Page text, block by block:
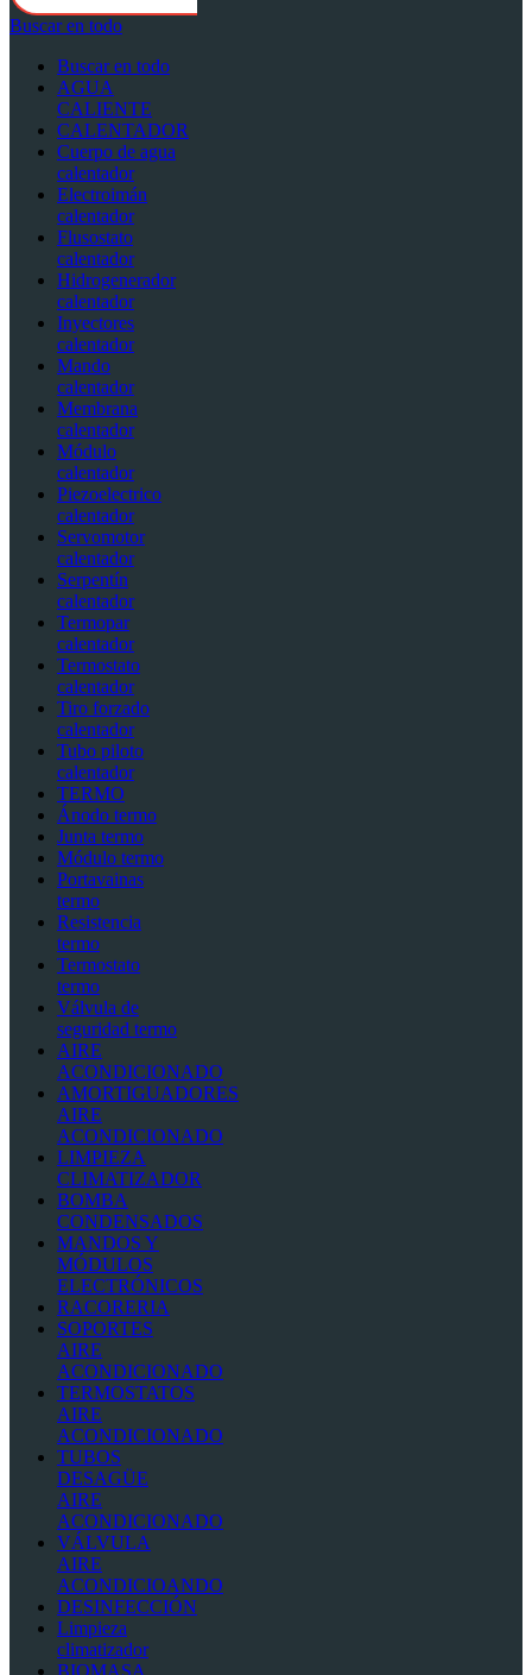
Buscar en todo
Buscar en todo
AGUA
CALIENTE
CALENTADOR
Cuerpo de agua
calentador
Electroimán
calentador
Flusostato
calentador
Hidrogenerador
calentador
Inyectores
calentador
Mando
calentador
Membrana
calentador
Módulo
calentador
Piezoelectrico
calentador
Servomotor
calentador
Serpentín
calentador
Termopar
calentador
Termostato
calentador
Tiro forzado
calentador
Tubo piloto
calentador
TERMO
Ánodo termo
Junta termo
Módulo termo
Portavainas
termo
Resistencia
termo
Termostato
termo
Válvula de
seguridad termo
AIRE
ACONDICIONADO
AMORTIGUADORES
AIRE
ACONDICIONADO
LIMPIEZA
CLIMATIZADOR
BOMBA
CONDENSADOS
MANDOS Y
MÓDULOS
ELECTRÓNICOS
RACORERIA
SOPORTES
AIRE
ACONDICIONADO
TERMOSTATOS
AIRE
ACONDICIONADO
TUBOS
DESAGÜE
AIRE
ACONDICIONADO
VÁLVULA
AIRE
ACONDICIOANDO
DESINFECCIÓN
Limpieza
climatizador